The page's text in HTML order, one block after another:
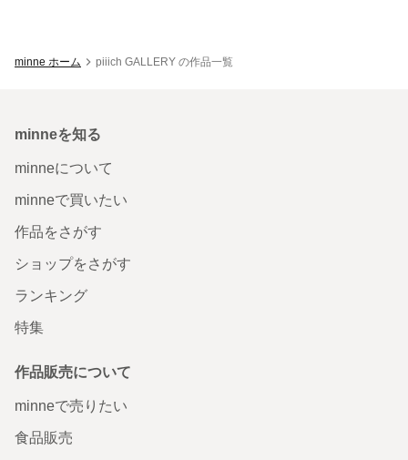
minne ホーム piiich GALLERY の作品一覧
minneを知る
minneについて
minneで買いたい
作品をさがす
ショップをさがす
ランキング
特集
作品販売について
minneで売りたい
食品販売